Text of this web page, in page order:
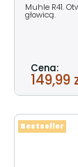
Muhle R41.
głowicą.
Cena:
149,99
Bestseller